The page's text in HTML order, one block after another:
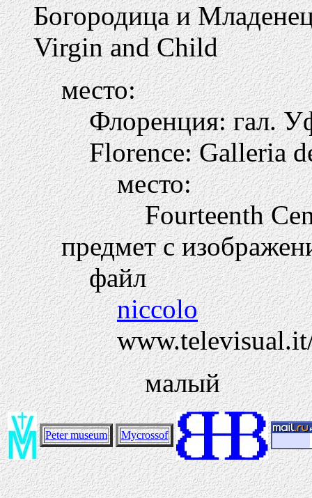
Богородица и
Virgin and Child
место:
Флоренция: гал.
Florence: Galleria
место:
Fourteenth
предмет с
файл
niccolo
малый
Peter museum Mycrossof